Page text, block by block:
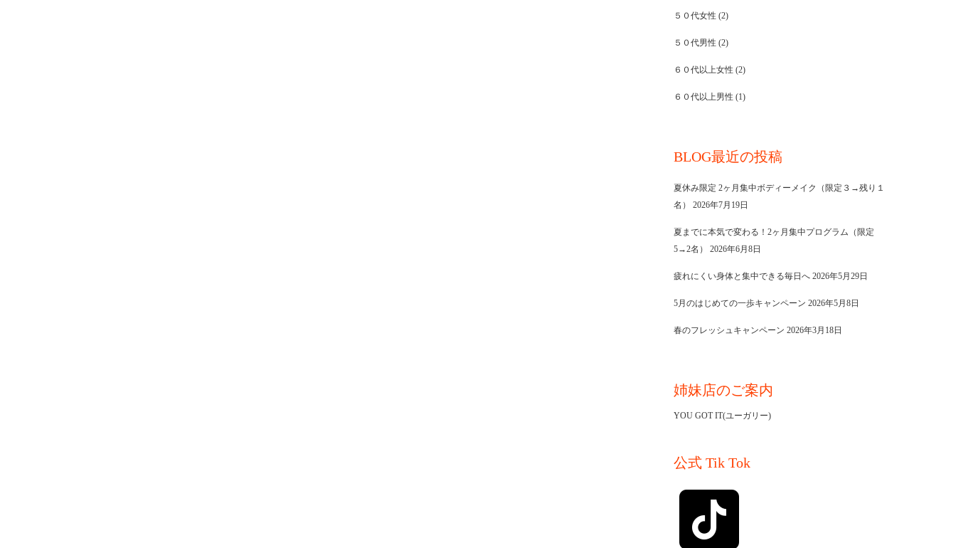
５０代女性 (2)
５０代男性 (2)
６０代以上女性 (2)
６０代以上男性 (1)
BLOG最近の投稿
夏休み限定 2ヶ月集中ボディーメイク（限定３→残り１
名）
2026年7月19日
夏までに本気で変わる！2ヶ月集中プログラム（限定
5→2名）
2026年6月8日
疲れにくい身体と集中できる毎日へ 2026年5月29日
5月のはじめての一歩キャンペーン 2026年5月8日
春のフレッシュキャンペーン 2026年3月18日
姉妹店のご案内
YOU GOT IT(ユーガリー)
公式 Tik Tok